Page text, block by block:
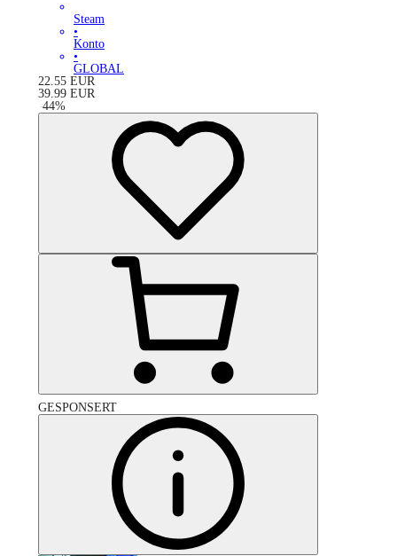
Steam
•
Konto
•
GLOBAL
22.55 EUR
39.99 EUR
-44%
GESPONSERT